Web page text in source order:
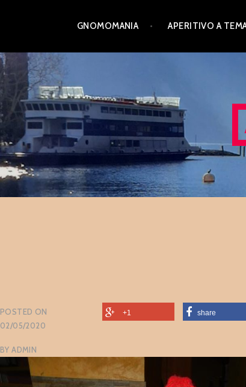
content
GNOMOMANIA APERITIVO A
POSTED ON
02/05/2020
BYADMIN
+1 share